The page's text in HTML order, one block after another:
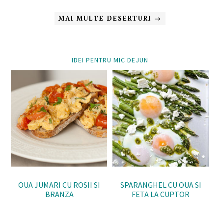
MAI MULTE DESERTURI →
IDEI PENTRU MIC DEJUN
OUA JUMARI CU ROSII SI
BRANZA
SPARANGHEL CU OUA SI
FETA LA CUPTOR